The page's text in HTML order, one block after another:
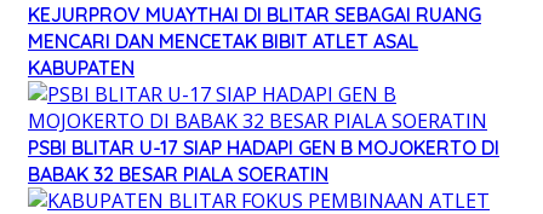
KEJURPROV MUAYTHAI DI BLITAR SEBAGAI RUANG
MENCARI DAN MENCETAK BIBIT ATLET ASAL
KABUPATEN
PSBI BLITAR U-17 SIAP HADAPI GEN B MOJOKERTO DI
BABAK 32 BESAR PIALA SOERATIN